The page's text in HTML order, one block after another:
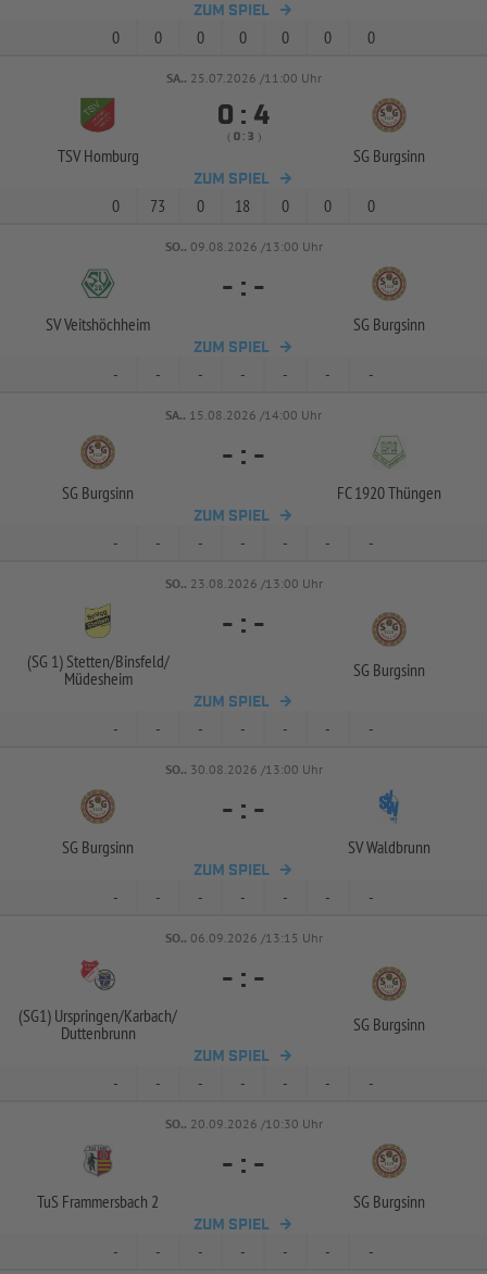
ZUM SPIEL
0 0 0 0 0 0 0
SA.. 25.07.2026 /11:00 Uhr
TSV Homburg
 : 
( :  )
SG Burgsinn
ZUM SPIEL
0 73 0 18 0 0 0
SO.. 09.08.2026 /13:00 Uhr
SV Veitshöchheim
- : -
SG Burgsinn
ZUM SPIEL
- - - - - - -
SA.. 15.08.2026 /14:00 Uhr
SG Burgsinn
- : -
FC 1920 Thüngen
ZUM SPIEL
- - - - - - -
SO.. 23.08.2026 /13:00 Uhr
(SG 1) Stetten/Binsfeld/
Müdesheim
- : -
SG Burgsinn
ZUM SPIEL
- - - - - - -
SO.. 30.08.2026 /13:00 Uhr
SG Burgsinn
- : -
SV Waldbrunn
ZUM SPIEL
- - - - - - -
SO.. 06.09.2026 /13:15 Uhr
(SG1) Urspringen/Karbach/
Duttenbrunn
- : -
SG Burgsinn
ZUM SPIEL
- - - - - - -
SO.. 20.09.2026 /10:30 Uhr
TuS Frammersbach 2
- : -
SG Burgsinn
ZUM SPIEL
- - - - - - -